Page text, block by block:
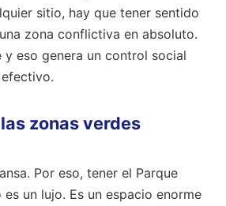
sitio, hay que tener sentido
zona conflictiva en absoluto.
y eso genera un control social
zonas verdes
Por eso, tener el Parque
un lujo. Es un espacio enorme